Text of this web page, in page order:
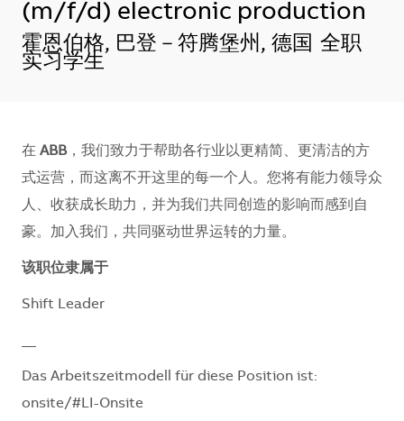
(m/f/d) electronic production
地点
霍恩伯格, 巴登－符腾堡州, 德国 全职
实习学生
在 ABB，我们致力于帮助各行业以更精简、更清洁的方
式运营，而这离不开这里的每一个人。您将有能力领导众
人、收获成长助力，并为我们共同创造的影响而感到自
豪。加入我们，共同驱动世界运转的力量。​​​​
该职位隶属于
Shift Leader
Das Arbeitszeitmodell für diese Position ist:
onsite/#LI-Onsite